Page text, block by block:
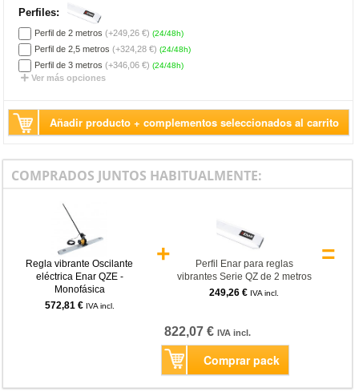
Perfiles:
Perfil de 2 metros (+249,26 €) (24/48h)
Perfil de 2,5 metros (+324,28 €) (24/48h)
Perfil de 3 metros (+346,06 €) (24/48h)
Ver más opciones
Añadir producto + complementos seleccionados al carrito
COMPRADOS JUNTOS HABITUALMENTE:
Regla vibrante Oscilante
eléctrica Enar QZE -
Monofásica
572,81 € IVA incl.
+
Perfil Enar para reglas
vibrantes Serie QZ de 2 metros
249,26 € IVA incl.
=
822,07 €IVA incl.
Comprar pack